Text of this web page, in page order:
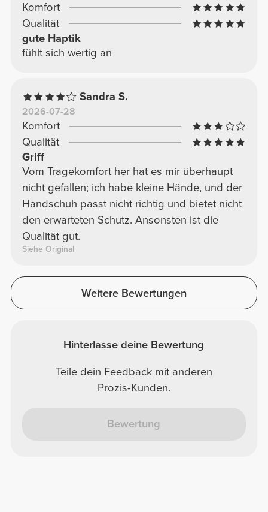
Komfort
Qualität
gute Haptik
fühlt sich wertig an
Sandra S.
2026-07-28
Komfort
Qualität
Griff
Vom Tragekomfort her hat es mir überhaupt
nicht gefallen; ich habe kleine Hände, und der
Handschuh passt nicht richtig und bietet nicht
den erwarteten Schutz. Ansonsten ist die
Qualität gut.
Siehe Original
Weitere Bewertungen
Hinterlasse deine Bewertung
Teile dein Feedback mit anderen
Prozis-Kunden.
Bewertung